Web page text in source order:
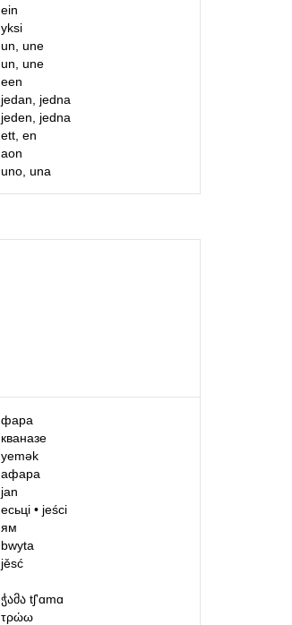
ein
yksi
un, une
un, une
een
jedan, jedna
jeden, jedna
ett, en
aon
uno, una
фара
кваназе
yemək
афара
jan
есьці• jeści
ям
bwyta
jěsć
ჭამაtʃʼɑmɑ
τρώω